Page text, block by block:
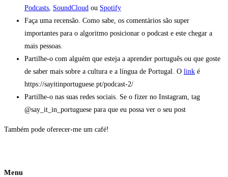
Podcasts, SoundCloud ou Spotify
Faça uma recensão. Como sabe, os comentários são super
importantes para o algoritmo posicionar o podcast e este chegar a
mais pessoas.
Partilhe-o com alguém que esteja a aprender português ou que goste
de saber mais sobre a cultura e a língua de Portugal. O link é
https://sayitinportuguese.pt/podcast-2/
Partilhe-o nas suas redes sociais. Se o fizer no Instagram, tag
@say_it_in_portuguese para que eu possa ver o seu post
Também pode oferecer-me um café!
Menu